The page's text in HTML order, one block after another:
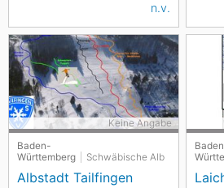
n.v.
Baden-
Württemberg
Schwäbische Alb
Albstadt Tailfingen
Keine Angabe